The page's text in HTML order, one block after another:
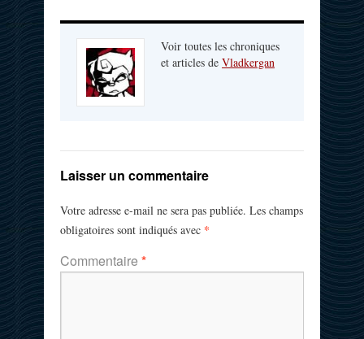
Voir toutes les chroniques
et articles de Vladkergan
Laisser un commentaire
Votre adresse e-mail ne sera pas publiée. Les champs
obligatoires sont indiqués avec *
Commentaire *